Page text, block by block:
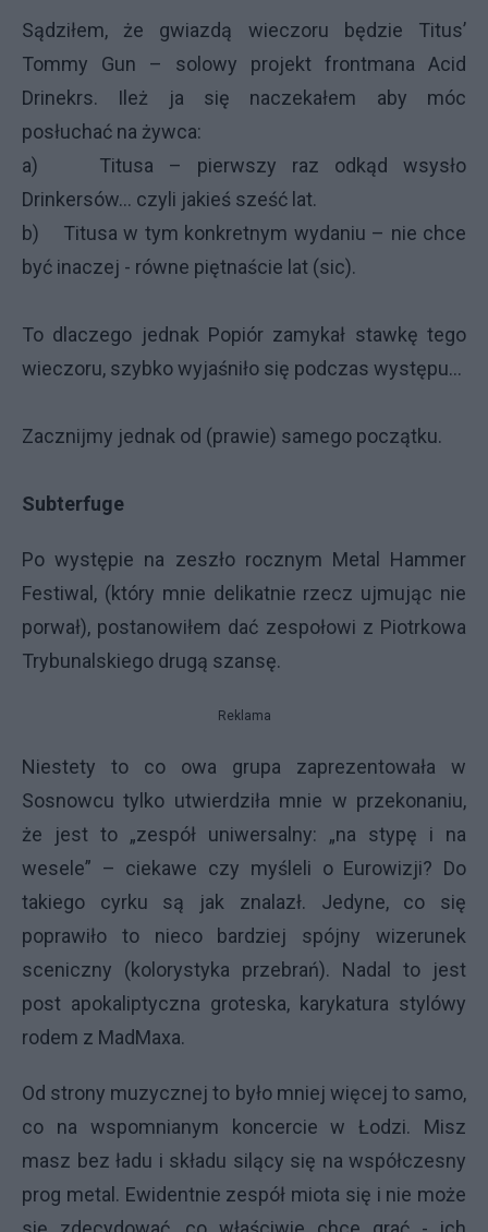
Sądziłem, że gwiazdą wieczoru będzie Titus’
Tommy Gun – solowy projekt frontmana Acid
Drinekrs. Ileż ja się naczekałem aby móc
posłuchać na żywca:
a) Titusa – pierwszy raz odkąd wsysło
Drinkersów… czyli jakieś sześć lat.
b) Titusa w tym konkretnym wydaniu – nie chce
być inaczej - równe piętnaście lat (sic).
To dlaczego jednak Popiór zamykał stawkę tego
wieczoru, szybko wyjaśniło się podczas występu…
Zacznijmy jednak od (prawie) samego początku.
Subterfuge
Po występie na zeszło rocznym Metal Hammer
Festiwal, (który mnie delikatnie rzecz ujmując nie
porwał), postanowiłem dać zespołowi z Piotrkowa
Trybunalskiego drugą szansę.
Reklama
Niestety to co owa grupa zaprezentowała w
Sosnowcu tylko utwierdziła mnie w przekonaniu,
że jest to „zespół uniwersalny: „na stypę i na
wesele” – ciekawe czy myśleli o Eurowizji? Do
takiego cyrku są jak znalazł. Jedyne, co się
poprawiło to nieco bardziej spójny wizerunek
sceniczny (kolorystyka przebrań). Nadal to jest
post apokaliptyczna groteska, karykatura stylówy
rodem z MadMaxa.
Od strony muzycznej to było mniej więcej to samo,
co na wspomnianym koncercie w Łodzi. Misz
masz bez ładu i składu silący się na współczesny
prog metal. Ewidentnie zespół miota się i nie może